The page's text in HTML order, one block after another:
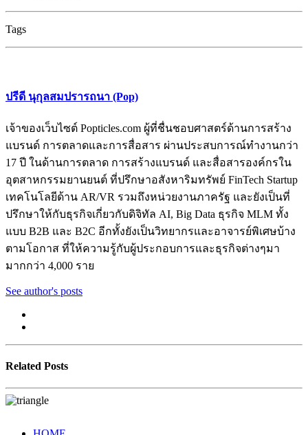
Tags
ปรีดี นุกุลสมปรารถนา (Pop)
เจ้าของเว็บไซต์ Popticles.com ผู้ที่ชื่นชอบศาสตร์ด้านการสร้าง
แบรนด์ การตลาดและการสื่อสาร ผ่านประสบการณ์ทำงานกว่า
17 ปี ในด้านการตลาด การสร้างแบรนด์ และสื่อสารองค์กรใน
อุตสาหกรรมยานยนต์ ที่ปรึกษาอสังหาริมทรัพย์ FinTech Startup
เทคโนโลยีด้าน AR/VR รวมถึงหน่วยงานภาครัฐ และยังเป็นที่
ปรึกษาให้กับธุรกิจเกี่ยวกับดิจิทัล AI, Big Data ธุรกิจ MLM ทั้ง
แบบ B2B และ B2C อีกทั้งยังเป็นวิทยากรและอาจารย์พิเศษบ้าง
ตามโอกาส ที่ให้ความรู้กับผู้ประกอบการและธุรกิจต่างๆมา
มากกว่า 4,000 ราย
See author's posts
Related Posts